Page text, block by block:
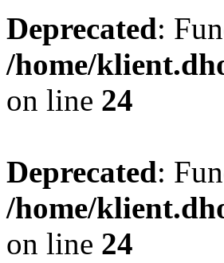
Deprecated:
/home/
on line 24
Deprecated:
/home/
on line 24